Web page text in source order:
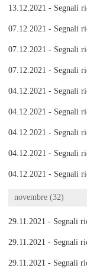
13.12.2021 - Segnali
07.12.2021 - Segnali
07.12.2021 - Segnali
07.12.2021 - Segnali
04.12.2021 - Segnali
04.12.2021 - Segnali
04.12.2021 - Segnali
04.12.2021 - Segnali
04.12.2021 - Segnali
novembre (32)
29.11.2021 - Segnali
29.11.2021 - Segnali
29.11.2021 - Segnali